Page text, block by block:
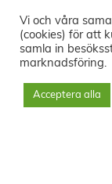
113 59
+46 8-33
info@sorg.se
Sociala medier
Vi och våra
(cookies) för att
samla in
marknads­föring.
Acceptera alla